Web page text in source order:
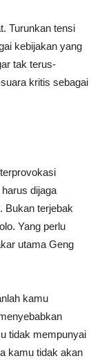
Turunkan tensi
kebijakan yang
tak terus-
kritis sebagai
dijaga
Bukan terjebak
Yang perlu
utama Geng
kamu
tidak mempunyai
kamu tidak akan